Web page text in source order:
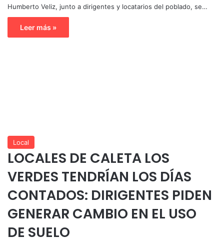
Humberto Veliz, junto a dirigentes y locatarios del poblado, se…
Leer más »
Local
LOCALES DE CALETA LOS
VERDES TENDRÍAN LOS DÍAS
CONTADOS: DIRIGENTES PIDEN
GENERAR CAMBIO EN EL USO
DE SUELO